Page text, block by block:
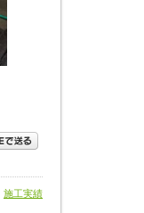
施工実績